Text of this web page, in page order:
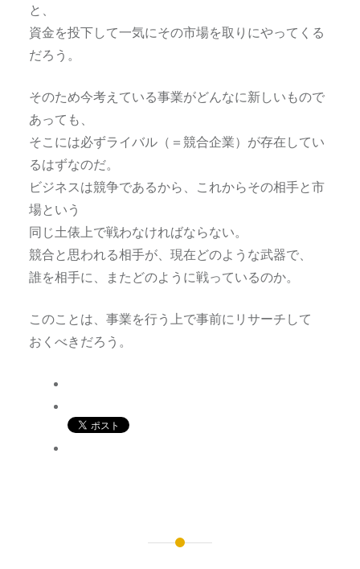
と、
資金を投下して一気にその市場を取りにやってくる
だろう。
そのため今考えている事業がどんなに新しいもので
あっても、
そこには必ずライバル（＝競合企業）が存在してい
るはずなのだ。
ビジネスは競争であるから、これからその相手と市
場という
同じ土俵上で戦わなければならない。
競合と思われる相手が、現在どのような武器で、
誰を相手に、またどのように戦っているのか。
このことは、事業を行う上で事前にリサーチして
おくべきだろう。